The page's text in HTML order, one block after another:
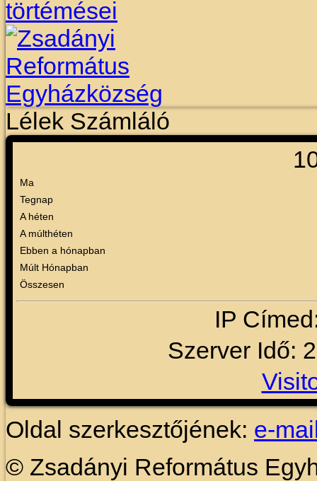
Lélek Számláló
1
Ma
Tegnap
A héten
A múlthéten
Ebben a hónapban
Múlt Hónapban
Összesen
IP
Szerver Idő:
Oldal szerkesztőjének: e-
© Zsadányi Református